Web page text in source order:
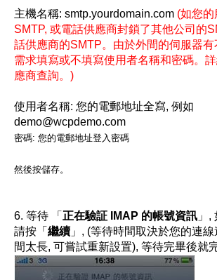
主機名稱: smtp.yourdomain.com (如您
SMTP, 或電話供應商封鎖了其他公司的
話供應商的SMTP。由於外間的伺服器
需求填寫或不填寫使用者名稱和密碼。
應商查詢。)
使用者名稱: 您的電郵地址全寫, 例如
demo@wcpdemo.com
密碼: 您的電郵地址登入密碼
然後按儲存。
6. 等待 「 正在驗証 IMAP 的帳號資訊 」 ,
請按「 繼續 」 , (等待時間取決於您的連線
間太長, 可嘗試重新設置), 等待完畢後就